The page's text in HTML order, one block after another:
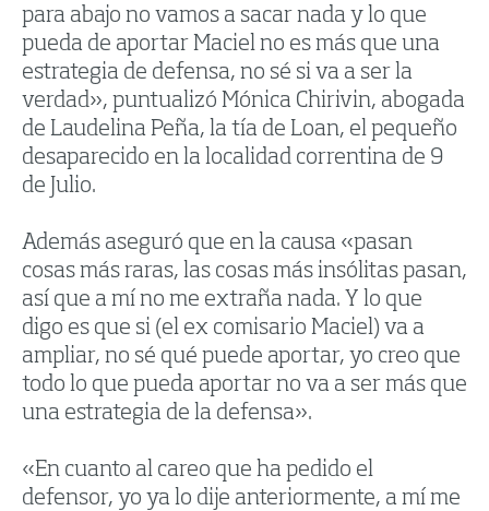
para abajo no vamos a sacar nada y lo que
pueda de aportar Maciel no es más que una
estrategia de defensa, no sé si va a ser la
verdad», puntualizó Mónica Chirivin, abogada
de Laudelina Peña, la tía de Loan, el pequeño
desaparecido en la localidad correntina de 9
de Julio.
Además aseguró que en la causa «pasan
cosas más raras, las cosas más insólitas pasan,
así que a mí no me extraña nada. Y lo que
digo es que si (el ex comisario Maciel) va a
ampliar, no sé qué puede aportar, yo creo que
todo lo que pueda aportar no va a ser más que
una estrategia de la defensa».
«En cuanto al careo que ha pedido el
defensor, yo ya lo dije anteriormente, a mí me